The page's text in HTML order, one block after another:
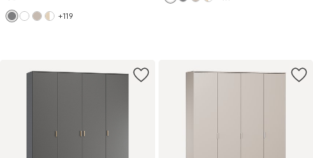
+119